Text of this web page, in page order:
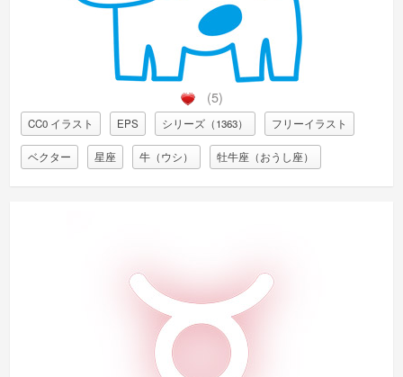
(5)
CC0 イラスト EPS シリーズ（1363） フリーイラスト
ベクター 星座 牛（ウシ） 牡牛座（おうし座）